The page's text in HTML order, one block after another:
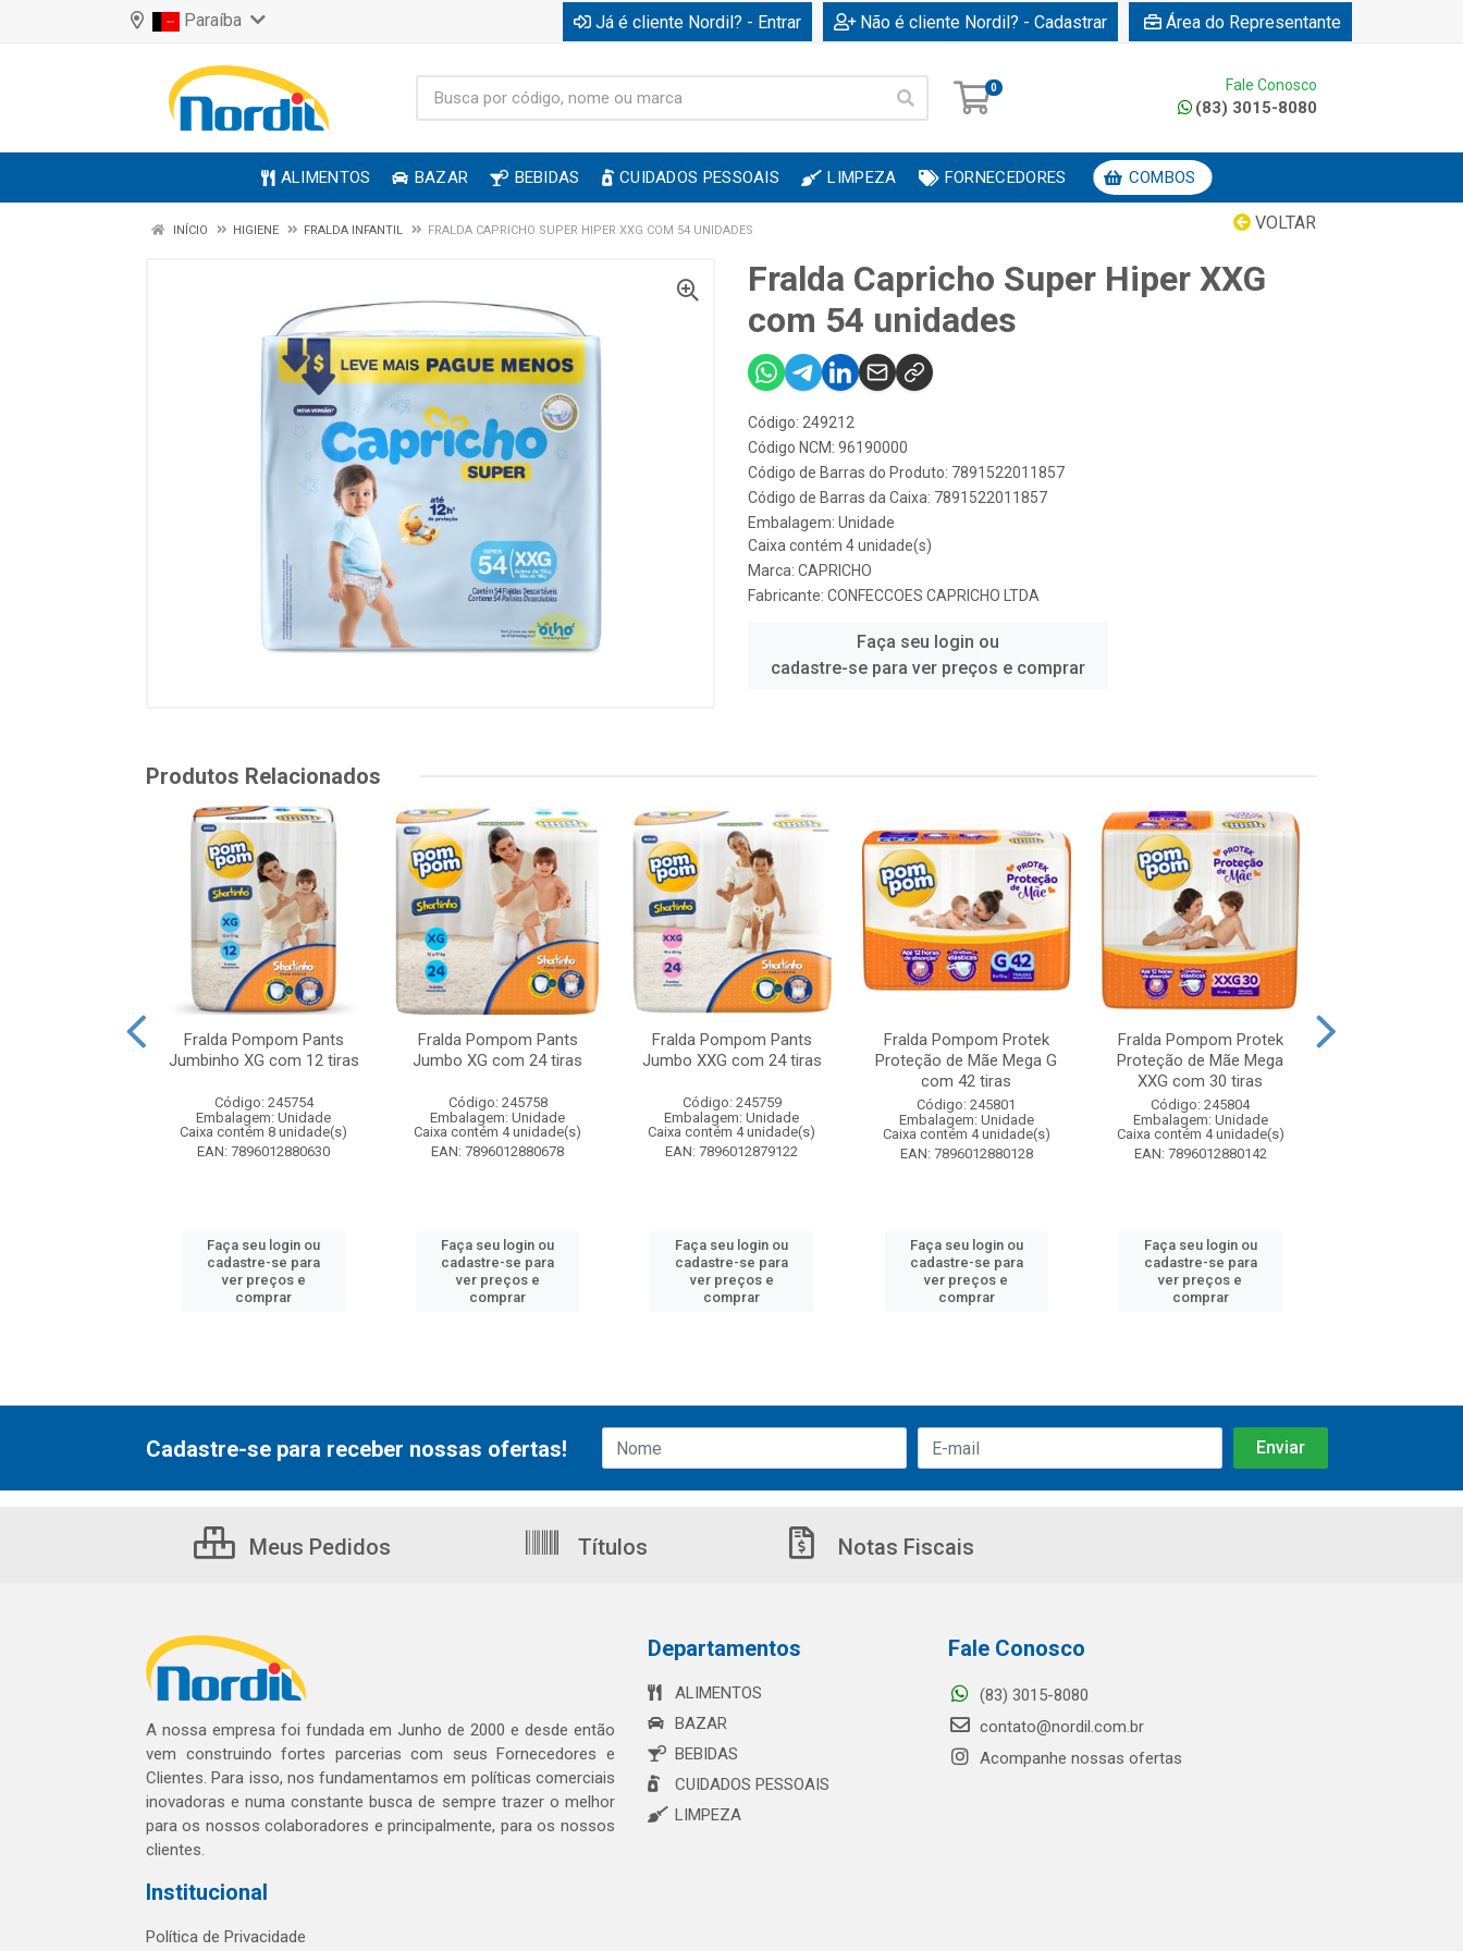
Paraíba Já é cliente Nordil? - Entrar Não é cliente Nordil? - Cadastrar Área do Representante
0 Fale Conosco
(83) 3015-8080
ALIMENTOS BAZAR BEBIDAS CUIDADOS PESSOAIS LIMPEZA FORNECEDORES COMBOS
VOLTAR
INÍCIO HIGIENE FRALDA INFANTIL FRALDA CAPRICHO SUPER HIPER XXG COM 54 UNIDADES
Fralda Capricho Super Hiper XXG
com 54 unidades
Código: 249212
Código NCM: 96190000
Código de Barras do Produto: 7891522011857
Código de Barras da Caixa: 7891522011857
Embalagem: Unidade
Caixa contém 4 unidade(s)
Marca: CAPRICHO
Fabricante: CONFECCOES CAPRICHO LTDA
Faça seu login ou
cadastre-se para ver preços e comprar
Produtos Relacionados
Fralda Pompom Pants
Jumbinho XG com 12 tiras
Código: 245754
Embalagem: Unidade
Caixa contém 8 unidade(s)
EAN: 7896012880630
Faça seu login ou
cadastre-se para
ver preços e
comprar
Fralda Pompom Pants
Jumbo XG com 24 tiras
Código: 245758
Embalagem: Unidade
Caixa contém 4 unidade(s)
EAN: 7896012880678
Faça seu login ou
cadastre-se para
ver preços e
comprar
Fralda Pompom Pants
Jumbo XXG com 24 tiras
Código: 245759
Embalagem: Unidade
Caixa contém 4 unidade(s)
EAN: 7896012879122
Faça seu login ou
cadastre-se para
ver preços e
comprar
Fralda Pompom Protek
Proteção de Mãe Mega G
com 42 tiras
Código: 245801
Embalagem: Unidade
Caixa contém 4 unidade(s)
EAN: 7896012880128
Faça seu login ou
cadastre-se para
ver preços e
comprar
Fralda Pompom Protek
Proteção de Mãe Mega
XXG com 30 tiras
Código: 245804
Embalagem: Unidade
Caixa contém 4 unidade(s)
EAN: 7896012880142
Faça seu login ou
cadastre-se para
ver preços e
comprar
Cadastre-se para receber nossas ofertas!
Meus Pedidos Títulos Notas Fiscais
A nossa empresa foi fundada em Junho de 2000 e desde então
vem construindo fortes parcerias com seus Fornecedores e
Clientes. Para isso, nos fundamentamos em políticas comerciais
inovadoras e numa constante busca de sempre trazer o melhor
para os nossos colaboradores e principalmente, para os nossos
clientes.
Institucional
Política de Privacidade
Departamentos
ALIMENTOS
BAZAR
BEBIDAS
CUIDADOS PESSOAIS
LIMPEZA
Fale Conosco
(83) 3015-8080
contato@nordil.com.br
Acompanhe nossas ofertas